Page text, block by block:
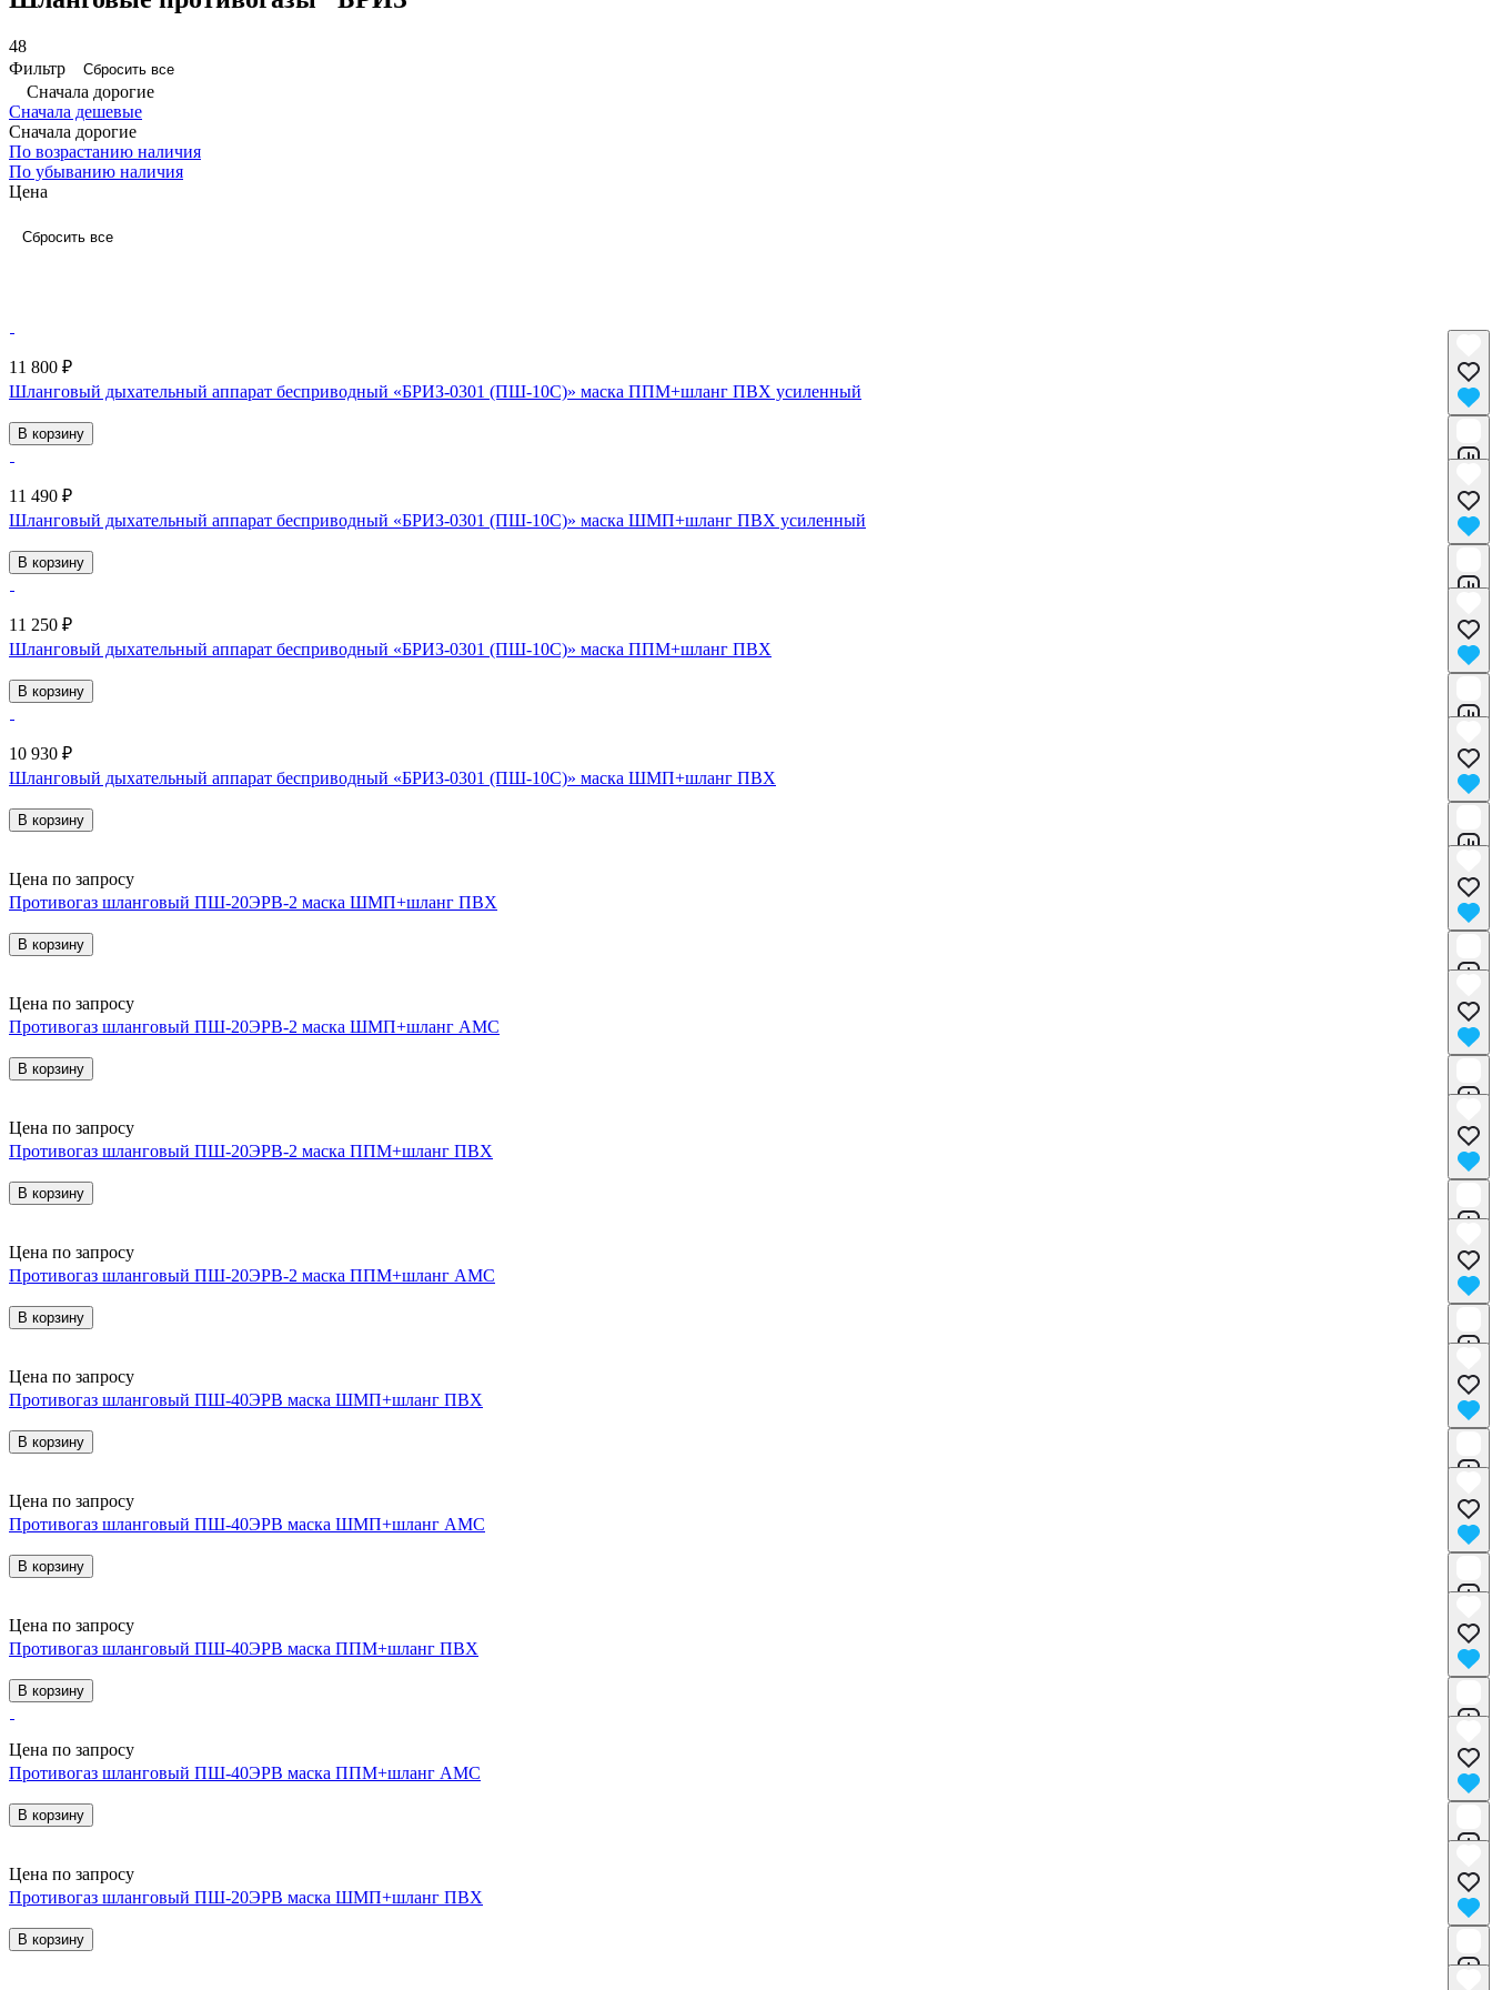
48
Фильтр
Сбросить все
Сначала дорогие
Сначала дешевые
Сначала дорогие
По возрастанию наличия
По убыванию наличия
Цена
Сбросить все
11 800 ₽
Шланговый дыхательный аппарат бесприводный «БРИЗ-0301 (ПШ-10С)» маска ППМ+шланг ПВХ усиленный
В корзину
11 490 ₽
Шланговый дыхательный аппарат бесприводный «БРИЗ-0301 (ПШ-10С)» маска ШМП+шланг ПВХ усиленный
В корзину
11 250 ₽
Шланговый дыхательный аппарат бесприводный «БРИЗ-0301 (ПШ-10С)» маска ППМ+шланг ПВХ
В корзину
10 930 ₽
Шланговый дыхательный аппарат бесприводный «БРИЗ-0301 (ПШ-10С)» маска ШМП+шланг ПВХ
В корзину
Цена по запросу
Противогаз шланговый ПШ-20ЭРВ-2 маска ШМП+шланг ПВХ
В корзину
Цена по запросу
Противогаз шланговый ПШ-20ЭРВ-2 маска ШМП+шланг АМС
В корзину
Цена по запросу
Противогаз шланговый ПШ-20ЭРВ-2 маска ППМ+шланг ПВХ
В корзину
Цена по запросу
Противогаз шланговый ПШ-20ЭРВ-2 маска ППМ+шланг АМС
В корзину
Цена по запросу
Противогаз шланговый ПШ-40ЭРВ маска ШМП+шланг ПВХ
В корзину
Цена по запросу
Противогаз шланговый ПШ-40ЭРВ маска ШМП+шланг АМС
В корзину
Цена по запросу
Противогаз шланговый ПШ-40ЭРВ маска ППМ+шланг ПВХ
В корзину
Цена по запросу
Противогаз шланговый ПШ-40ЭРВ маска ППМ+шланг АМС
В корзину
Цена по запросу
Противогаз шланговый ПШ-20ЭРВ маска ШМП+шланг ПВХ
В корзину